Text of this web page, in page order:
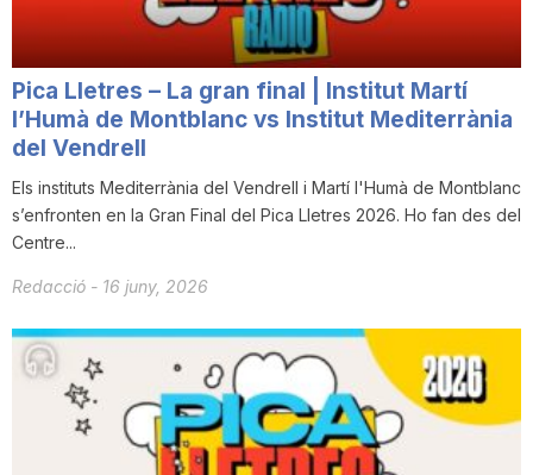
t
a
d
Pica Lletres – La gran final | Institut Martí
l’Humà de Montblanc vs Institut Mediterrània
del Vendrell
Els instituts Mediterrània del Vendrell i Martí l'Humà de Montblanc
s’enfronten en la Gran Final del Pica Lletres 2026. Ho fan des del
Centre...
Redacció - 16 juny, 2026